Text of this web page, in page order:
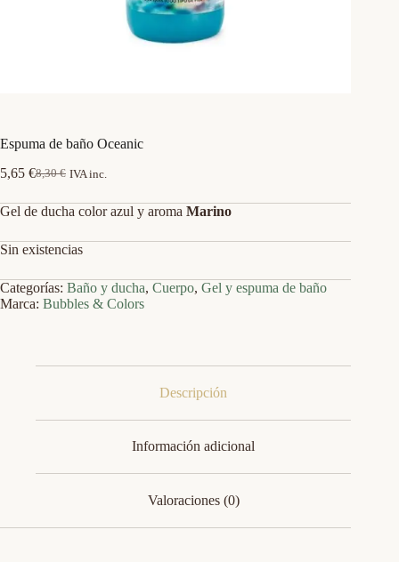
Espuma de baño Oceanic
8,30€
El
original
8,30 €.
5,65 €El
actual
5,65 €.
IVA inc.
Gel de ducha color azul y aroma Marino
Sin existencias
Categorías: Baño y ducha, Cuerpo, Gel y espuma de baño
Marca: Bubbles & Colors
Descripción
Información adicional
Valoraciones (0)